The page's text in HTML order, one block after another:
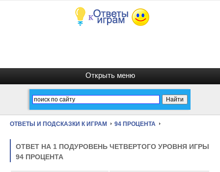
ОТВЕТЫ И ПОДСКАЗКИ К ИГРАМ 94 ПРОЦЕНТА
ОТВЕТ НА 1 ПОДУРОВЕНЬ ЧЕТВЕРТОГО УРОВНЯ ИГРЫ
94 ПРОЦЕНТА